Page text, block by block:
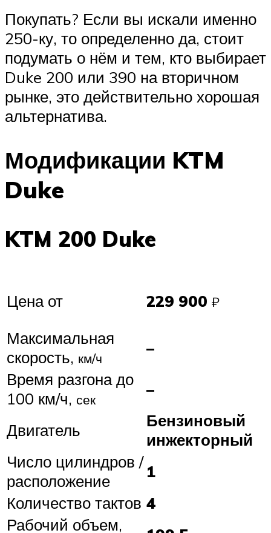
Покупать? Если вы искали именно
250-ку, то определенно да, стоит
подумать о нём и тем, кто выбирает
Duke 200 или 390 на вторичном
рынке, это действительно хорошая
альтернатива.
Модификации KTM
Duke
KTM 200 Duke
Цена от 229 900 ₽
Максимальная
скорость, км/ч
–
Время разгона до
100 км/ч, сек
–
Двигатель
Бензиновый
инжекторный
Число цилиндров /
расположение
1
Количество тактов 4
Рабочий объем,